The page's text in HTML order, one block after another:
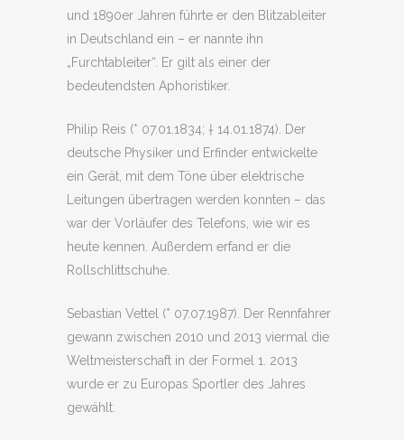
und 1890er Jahren führte er den Blitzableiter
in Deutschland ein – er nannte ihn
„Furchtableiter“. Er gilt als einer der
bedeutendsten Aphoristiker.
Philip Reis (* 07.01.1834; † 14.01.1874). Der
deutsche Physiker und Erfinder entwickelte
ein Gerät, mit dem Töne über elektrische
Leitungen übertragen werden konnten – das
war der Vorläufer des Telefons, wie wir es
heute kennen. Außerdem erfand er die
Rollschlittschuhe.
Sebastian Vettel (* 07.07.1987). Der Rennfahrer
gewann zwischen 2010 und 2013 viermal die
Weltmeisterschaft in der Formel 1. 2013
wurde er zu Europas Sportler des Jahres
gewählt.